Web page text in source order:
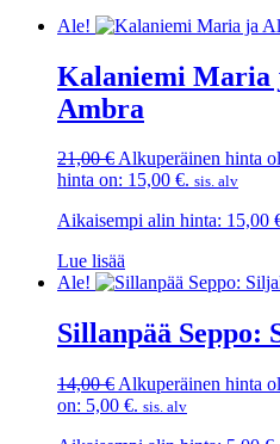
Ale!
Kalaniemi Maria
Ambra
21,00€Alkuperäinen hinta
hinta on: 15,00 €. sis. alv
Aikaisempi alin hinta: 15,00
Lue lisää
Ale!
Sillanpää Seppo:
14,00€ Alkuperäinen hinta
on: 5,00 €. sis. alv